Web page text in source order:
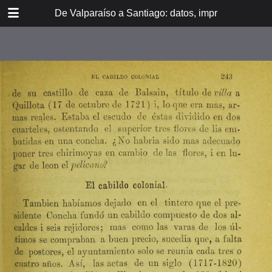
De Valparaíso a Santiago: datos, impresiones,
DOWNLOAD
Itinerario del ferrocarril de
Valparaíso a Santiago
espresamente grabado en Paris en
madera para esta obra
Dedicatoria
A los viajeros
En la Estación de Valparaíso
El banquete de inauguración i el
motín de Oyarce
Viña del Mar
Bosquejo histórico
El Salto